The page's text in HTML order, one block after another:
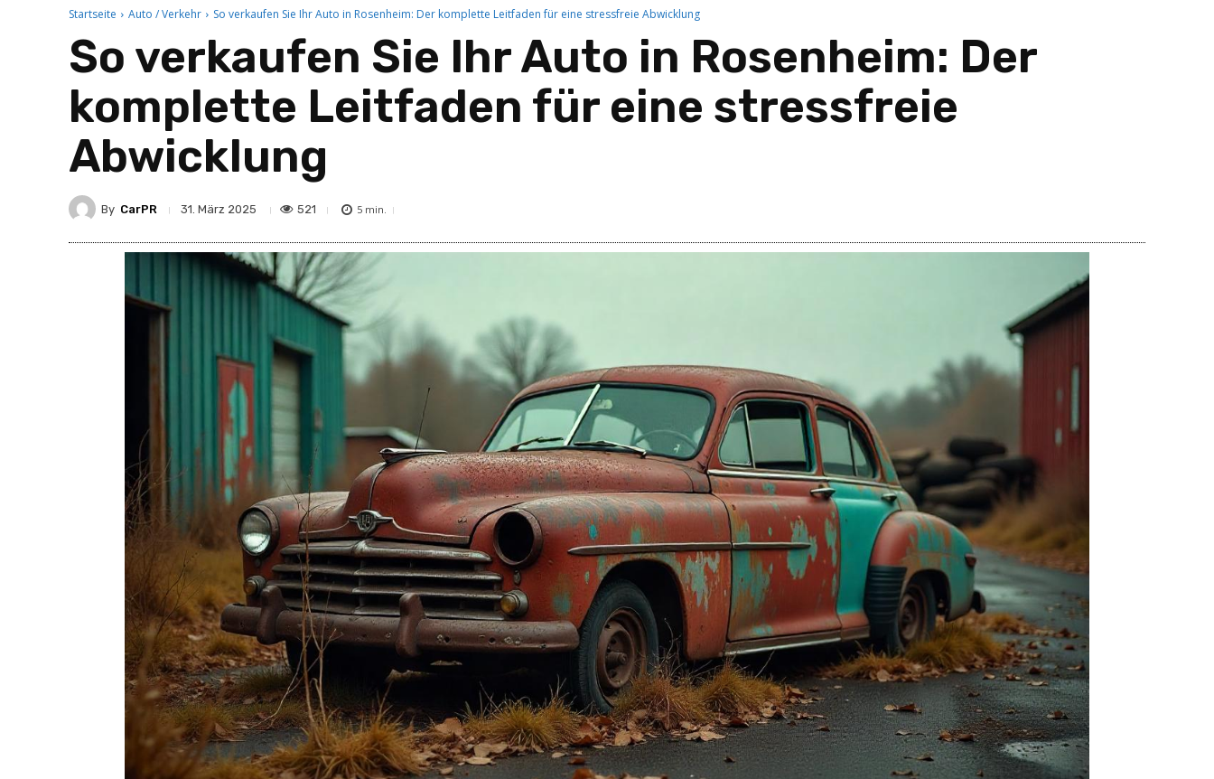
Startseite Auto / Verkehr So verkaufen Sie Ihr Auto in Rosenheim: Der komplette Leitfaden für eine stressfreie Abwicklung
So verkaufen Sie Ihr Auto in Rosenheim: Der
komplette Leitfaden für eine stressfreie
Abwicklung
By CarPR 31. März 2025 521 5 min.